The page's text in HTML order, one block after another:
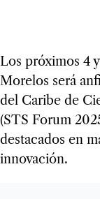
Los próximos 4
Morelos será
del Caribe de
(STS Forum
destacados en
innovación.